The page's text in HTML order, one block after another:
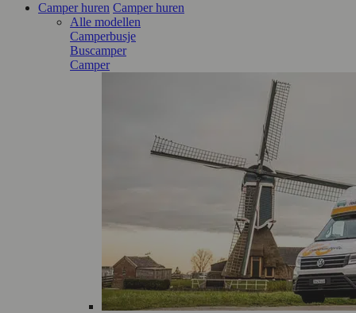
Camper huren Camper huren
Alle modellen
Camperbusje
Buscamper
Camper